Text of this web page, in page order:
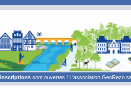
inscriptions sont ouvertes ! L'association GeoRezo